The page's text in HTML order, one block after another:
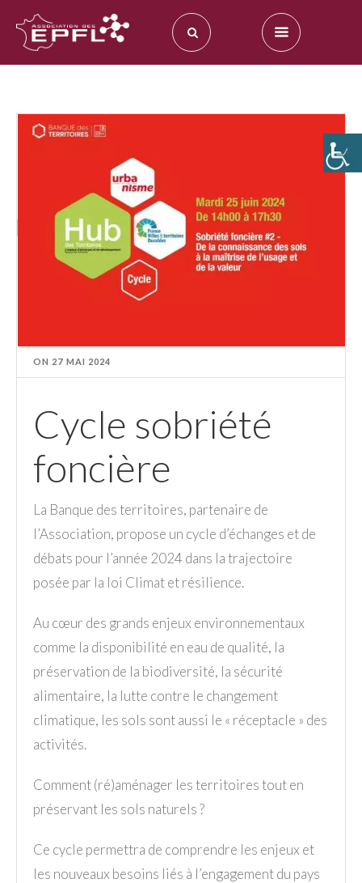
ON 27 MAI 2024
Cycle sobriété
foncière
La Banque des territoires, partenaire de
l’Association, propose un cycle d’échanges et de
débats pour l’année 2024 dans la trajectoire
posée par la loi Climat et résilience.
Au cœur des grands enjeux environnementaux
comme la disponibilité en eau de qualité, la
préservation de la biodiversité, la sécurité
alimentaire, la lutte contre le changement
climatique, les sols sont aussi le « réceptacle » des
activités.
Comment (ré)aménager les territoires tout en
préservant les sols naturels ?
Ce cycle permettra de comprendre les enjeux et
les nouveaux besoins liés à l’engagement du pays